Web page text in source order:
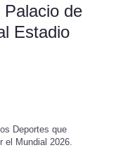
de
Estadio
Deportes que
el Mundial 2026.